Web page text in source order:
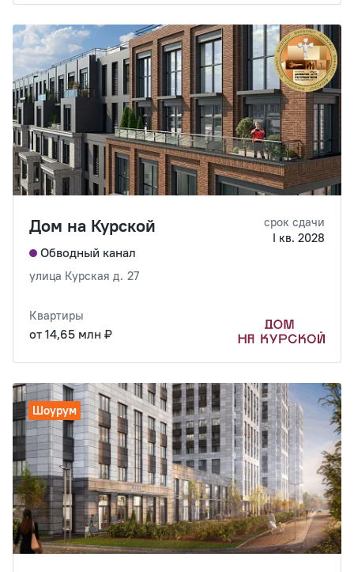
Дом на Курской
Обводный канал
улица Курская д. 27
срок сдачи
I кв. 2028
Квартиры
от 14,65 млн ₽
Шоурум